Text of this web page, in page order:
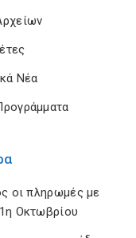
Νέα
οι πληρωμές με
Οκτωβρίου